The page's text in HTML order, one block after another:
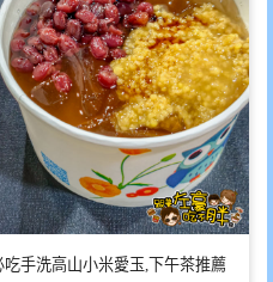
手洗高山小米愛玉,下午茶推薦